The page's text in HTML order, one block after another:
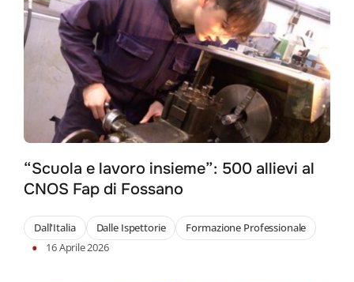
“Scuola e lavoro insieme”: 500 allievi al
CNOS Fap di Fossano
Dall'Italia Dalle Ispettorie Formazione Professionale
• 16 Aprile 2026